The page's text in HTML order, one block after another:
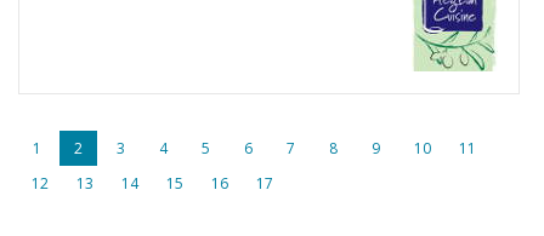
1 2 3 4 5 6 7 8 9 10
11
12
13 14 15 16 17